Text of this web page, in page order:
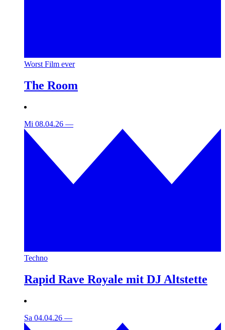
Worst Film ever
The Room
Mi 08.04.26 —
Techno
Rapid Rave Royale mit DJ Altstette
Sa 04.04.26 —